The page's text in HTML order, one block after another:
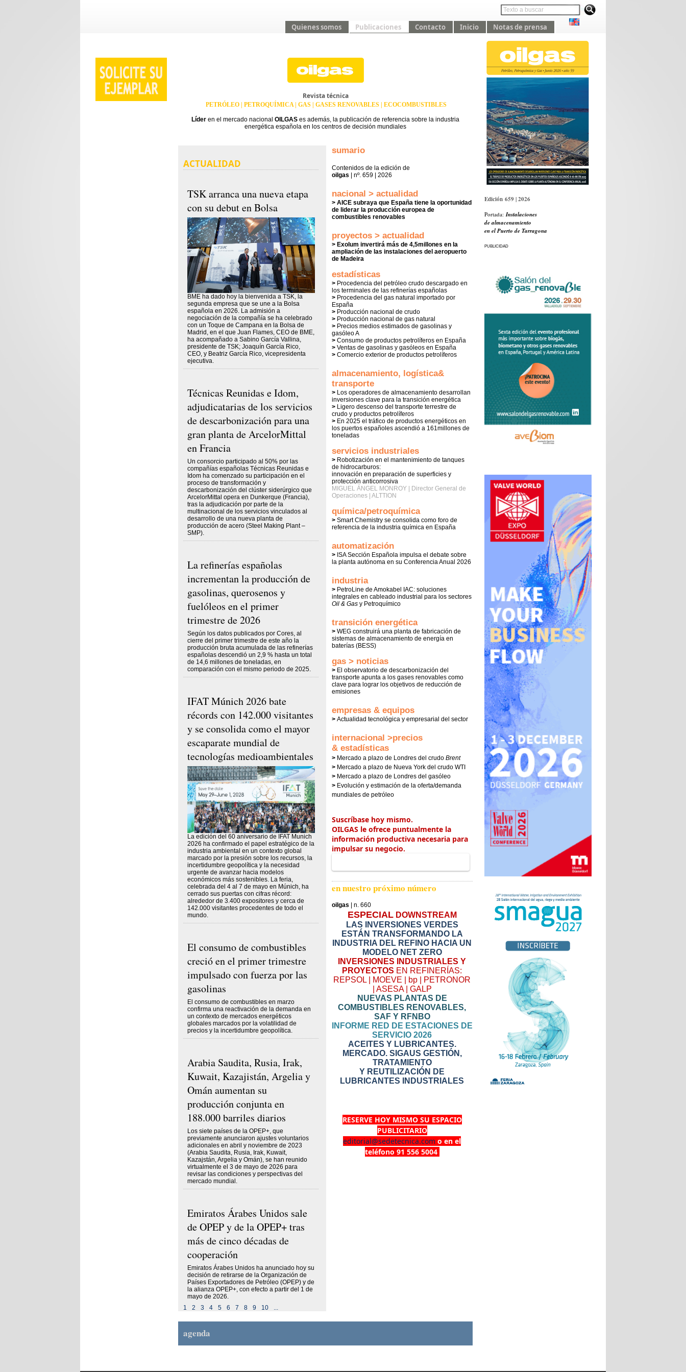
Quienes somos Publicaciones Contacto Inicio Notas de prensa
Revista técnica
PETRÓLEO | PETROQUÍMICA | GAS | GASES RENOVABLES | ECOCOMBUSTIBLES
Líder en el mercado nacional OILGAS es además, la publicación de referencia sobre la industria
energética española en los centros de decisión mundiales
ACTUALIDAD
TSK arranca una nueva etapa
con su debut en Bolsa
BME ha dado hoy la bienvenida a TSK, la
segunda empresa que se une a la Bolsa
española en 2026. La admisión a
negociación de la compañía se ha celebrado
con un Toque de Campana en la Bolsa de
Madrid, en el que Juan Flames, CEO de BME,
ha acompañado a Sabino García Vallina,
presidente de TSK; Joaquín García Rico,
CEO, y Beatriz García Rico, vicepresidenta
ejecutiva.
Técnicas Reunidas e Idom,
adjudicatarias de los servicios
de descarbonización para una
gran planta de ArcelorMittal
en Francia
Un consorcio participado al 50% por las
compañías españolas Técnicas Reunidas e
Idom ha comenzado su participación en el
proceso de transformación y
descarbonización del clúster siderúrgico que
ArcelorMittal opera en Dunkerque (Francia),
tras la adjudicación por parte de la
multinacional de los servicios vinculados al
desarrollo de una nueva planta de
producción de acero (Steel Making Plant –
SMP).
La refinerías españolas
incrementan la producción de
gasolinas, querosenos y
fuelóleos en el primer
trimestre de 2026
Según los datos publicados por Cores, al
cierre del primer trimestre de este año la
producción bruta acumulada de las refinerías
españolas descendió un 2,9 % hasta un total
de 14,6 millones de toneladas, en
comparación con el mismo periodo de 2025.
IFAT Múnich 2026 bate
récords con 142.000 visitantes
y se consolida como el mayor
escaparate mundial de
tecnologías medioambientales
La edición del 60 aniversario de IFAT Munich
2026 ha confirmado el papel estratégico de la
industria ambiental en un contexto global
marcado por la presión sobre los recursos, la
incertidumbre geopolítica y la necesidad
urgente de avanzar hacia modelos
económicos más sostenibles. La feria,
celebrada del 4 al 7 de mayo en Múnich, ha
cerrado sus puertas con cifras récord:
alrededor de 3.400 expositores y cerca de
142.000 visitantes procedentes de todo el
mundo.
El consumo de combustibles
creció en el primer trimestre
impulsado con fuerza por las
gasolinas
El consumo de combustibles en marzo
confirma una reactivación de la demanda en
un contexto de mercados energéticos
globales marcados por la volatilidad de
precios y la incertidumbre geopolítica.
Arabia Saudita, Rusia, Irak,
Kuwait, Kazajistán, Argelia y
Omán aumentan su
producción conjunta en
188.000 barriles diarios
Los siete países de la OPEP+, que
previamente anunciaron ajustes voluntarios
adicionales en abril y noviembre de 2023
(Arabia Saudita, Rusia, Irak, Kuwait,
Kazajstán, Argelia y Omán), se han reunido
virtualmente el 3 de mayo de 2026 para
revisar las condiciones y perspectivas del
mercado mundial.
Emiratos Árabes Unidos sale
de OPEP y de la OPEP+ tras
más de cinco décadas de
cooperación
Emiratos Árabes Unidos ha anunciado hoy su
decisión de retirarse de la Organización de
Países Exportadores de Petróleo (OPEP) y de
la alianza OPEP+, con efecto a partir del 1 de
mayo de 2026.
1
2 3 4 5 6 7 8 9 10 ...
sumario
Contenidos de la edición de
oilgas | nº. 659 | 2026
nacional > actualidad
> AICE subraya que España tiene la oportunidad
de liderar la producción europea de
combustibles renovables
proyectos > actualidad
> Exolum invertirá más de 4,5millones en la
ampliación de las instalaciones del aeropuerto
de Madeira
estadísticas
>Procedencia del petróleo crudo descargado en
los terminales de las refinerías españolas
>Procedencia del gas natural importado por
España
>Producción nacional de crudo
>Producción nacional de gas natural
>Precios medios estimados de gasolinas y
gasóleo A
>Consumo de productos petrolíferos en España
>Ventas de gasolinas y gasóleos en España
>Comercio exterior de productos petrolíferos
almacenamiento, logística&
transporte
>Los operadores de almacenamiento desarrollan
inversiones clave para la transición energética
>Ligero descenso del transporte terrestre de
crudo y productos petrolíferos
>En 2025 el tráfico de productos energéticos en
los puertos españoles ascendió a 161millones de
toneladas
servicios industriales
>Robotización en el mantenimiento de tanques
de hidrocarburos:
innovación en preparación de superficies y
protección anticorrosiva
MIGUEL ÁNGEL MONROY | Director General de
Operaciones | ALTTION
química/petroquímica
>Smart Chemistry se consolida como foro de
referencia de la industria química en España
automatización
>ISA Sección Española impulsa el debate sobre
la planta autónoma en su Conferencia Anual 2026
industria
> PetroLine de Amokabel IAC: soluciones
integrales en cableado industrial para los sectores
Oil & Gasy Petroquímico
transición energética
> WEG construirá una planta de fabricación de
sistemas de almacenamiento de energía en
baterías (BESS)
gas > noticias
> El observatorio de descarbonización del
transporte apunta a los gases renovables como
clave para lograr los objetivos de reducción de
emisiones
empresas & equipos
>Actualidad tecnológica y empresarial del sector
internacional >precios
& estadísticas
> Mercado a plazo de Londres del crudo Brent
>Mercado a plazo de Nueva York del crudo WTI
>Mercado a plazo de Londres del gasóleo
> Evolución y estimación de la oferta/demanda
mundiales de petróleo
Suscríbasehoy mismo.
OILGAS le ofrece puntualmente la
información productiva necesaria para
impulsar su negocio.
en nuestro próximo número
oilgas | n. 660
ESPECIALDOWNSTREAM
LAS INVERSIONES VERDES
ESTÁN TRANSFORMANDO LA
INDUSTRIA DEL REFINO HACIA UN
MODELO NET ZERO
INVERSIONES INDUSTRIALES Y
PROYECTOS EN REFINERÍAS:
REPSOL | MOEVE | bp | PETRONOR
| ASESA | GALP
NUEVAS PLANTAS DE
COMBUSTIBLES RENOVABLES,
SAF Y RFNBO
INFORME RED DE ESTACIONES DE
SERVICIO 2026
ACEITES Y LUBRICANTES.
MERCADO. SIGAUS GESTIÓN,
TRATAMIENTO
Y REUTILIZACIÓN DE
LUBRICANTES INDUSTRIALES
RESERVE HOY MISMO SU ESPACIO
PUBLICITARIO
editorial@sedetecnica.com o en el
teléfono 91 556 5004
agenda
Edición 659 | 2026
Portada: Instalaciones
de almacenamiento
en el Puerto de Tarragona
PUBLICIDAD